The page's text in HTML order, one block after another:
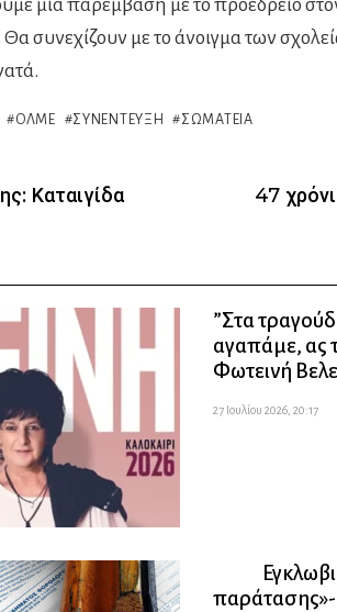
μια παρέμβαση με το προεδρείο
συνεχίζουν με το άνοιγμα των
ΟΛΜΕ ΣΥΝΈΝΤΕΥΞΗ ΣΩΜΑΤΕΊΑ
Καταιγίδα
47
”Στα
αγαπάμε, ας
Φωτεινή
27 Ιουλίου 2026, 20:17
παράτασης»-